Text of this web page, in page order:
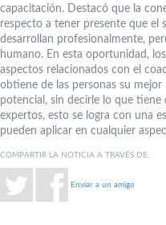
capacitación. Destacó que la
respecto a tener presente que el
desarrollan profesionalmente,
humano. En esta oportunidad,
aspectos relacionados con el
obtiene de las personas su
potencial, sin decirle lo que tiene
expertos, esto se logra con una
pueden aplicar en cualquier
COMPARTIR LA NOTICIA A TRAVÉS DE:
Enviar a un amigo